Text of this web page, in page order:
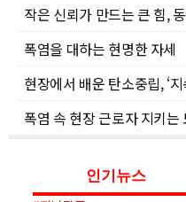
작은 신뢰가 만드는 큰 힘,
폭염을 대하는 현명한 자세
현장에서 배운 탄소중립, ‘
인기뉴스